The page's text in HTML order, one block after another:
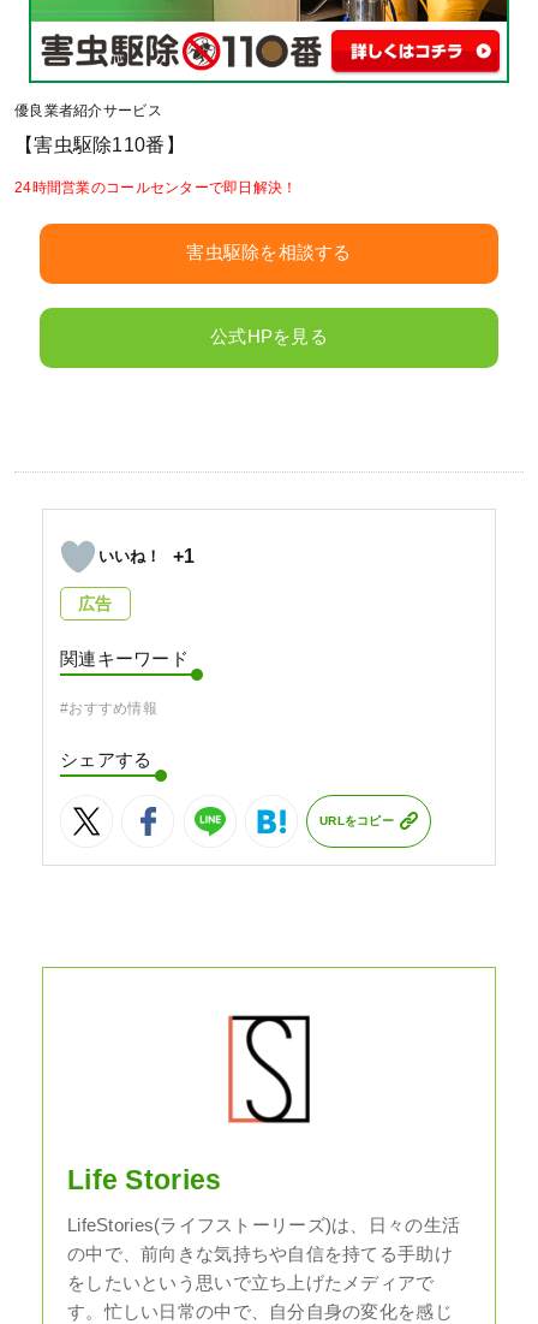
優良業者紹介サービス
【害虫駆除110番】
24時間営業のコールセンターで即日解決！
害虫駆除を相談する
公式HPを見る
+1
広告
関連キーワード
#おすすめ情報
シェアする
URLをコピー
Life Stories
LifeStories(ライフストーリーズ)は、日々の生活
の中で、前向きな気持ちや自信を持てる手助け
をしたいという思いで立ち上げたメディアで
す。忙しい日常の中で、自分自身の変化を感じ